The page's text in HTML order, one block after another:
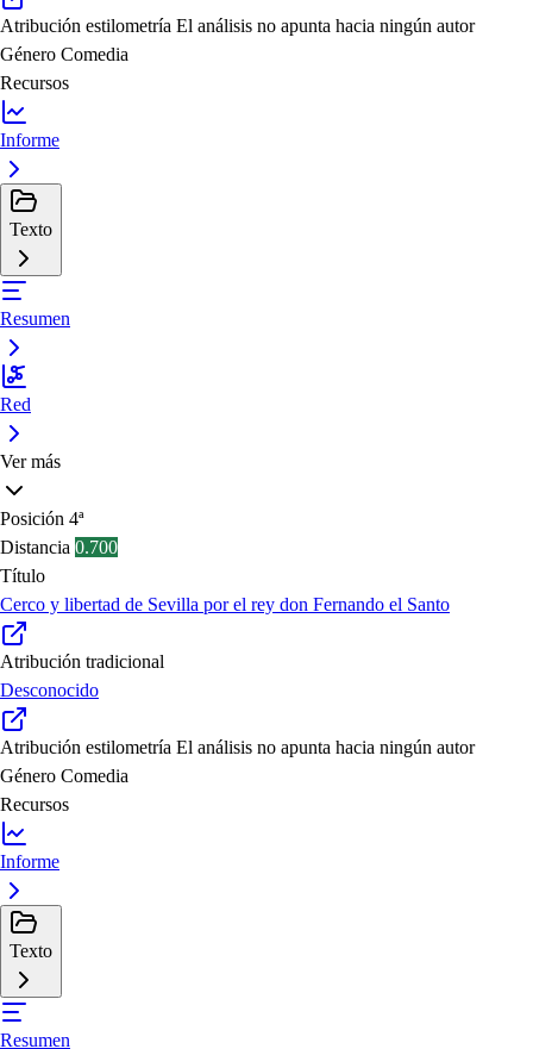
Atribución estilometría El análisis no apunta hacia ningún autor
Género Comedia
Recursos
Informe
Texto
Resumen
Red
Ver más
Posición 4ª
Distancia 0.700
Título
Cerco y libertad de Sevilla por el rey don Fernando el Santo
Atribución tradicional
Desconocido
Atribución estilometría El análisis no apunta hacia ningún autor
Género Comedia
Recursos
Informe
Texto
Resumen